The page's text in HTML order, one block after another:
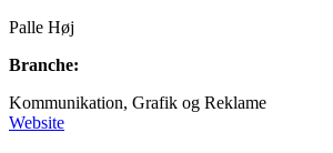
Palle Høj
Branche:
Kommunikation, Grafik og Reklame
Website